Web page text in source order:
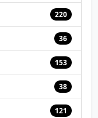
220
36
153
38
121